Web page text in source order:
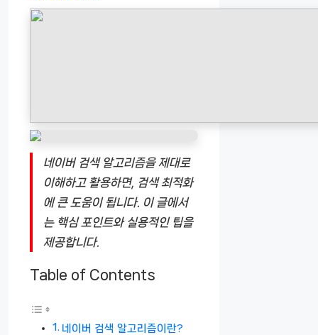
네이버 검색 알고리즘을 제대로
이해하고 활용하면, 검색 최적화
에 큰 도움이 됩니다. 이 글에서
는 핵심 포인트와 실용적인 팁을
제공합니다.
Table of Contents
네이버 검색 알고리즘이란?